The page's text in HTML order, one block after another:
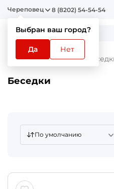
Череповец
Выбран ваш город?
Да Нет
8 (8202) 54-54-54
Главная Каталог
Беседки
По умолчанию